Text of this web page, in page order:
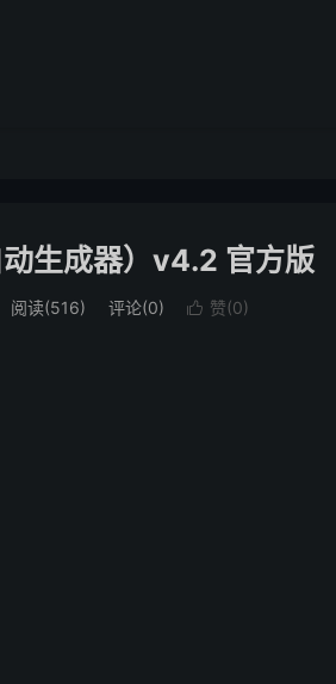
生成器）v4.2 官方版
阅读(516) 评论(0)  赞(0)